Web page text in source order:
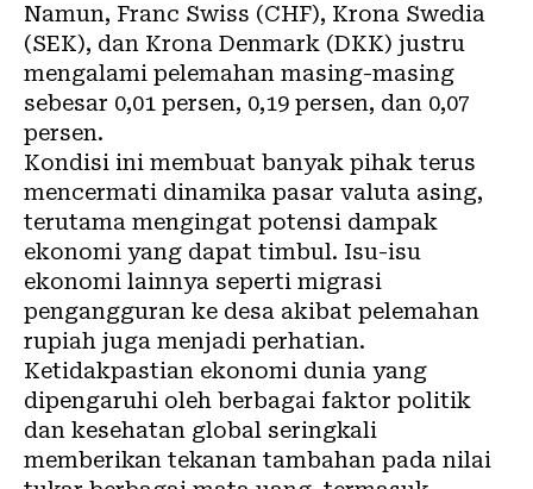
Namun, Franc Swiss (CHF), Krona Swedia
(SEK), dan Krona Denmark (DKK) justru
mengalami pelemahan masing-masing
sebesar 0,01 persen, 0,19 persen, dan 0,07
persen.
Kondisi ini membuat banyak pihak terus
mencermati dinamika pasar valuta asing,
terutama mengingat potensi dampak
ekonomi yang dapat timbul. Isu-isu
ekonomi lainnya seperti migrasi
pengangguran ke desa akibat pelemahan
rupiah juga menjadi perhatian.
Ketidakpastian ekonomi dunia yang
dipengaruhi oleh berbagai faktor politik
dan kesehatan global seringkali
memberikan tekanan tambahan pada nilai